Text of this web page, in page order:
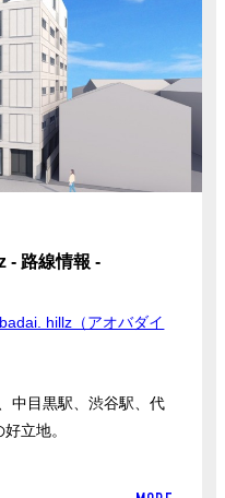
- 路線情報 -
hillz（アオバダイ
中目黒駅、渋谷駅、代
立地。